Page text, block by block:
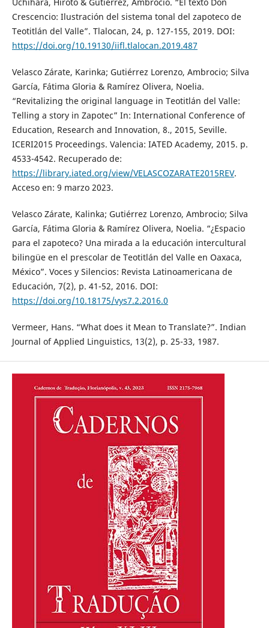
Crescencio: Ilustración del sistema tonal del zapoteco de
Teotitlán del Valle”. Tlalocan, 24, p. 127-155, 2019. DOI:
https://doi.org/10.19130/iifl.tlalocan.2019.487
Velasco Zárate, Karinka; Gutiérrez Lorenzo, Ambrocio; Silva
García, Fátima Gloria & Ramírez Olivera, Noelia.
“Revitalizing the original language in Teotitlán del Valle:
Telling a story in Zapotec” In: International Conference of
Education, Research and Innovation, 8., 2015, Seville.
ICERI2015 Proceedings. Valencia: IATED Academy, 2015. p.
4533-4542. Recuperado de:
https://library.iated.org/view/VELASCOZARATE2015REV.
Acceso en: 9 marzo 2023.
Velasco Zárate, Kalinka; Gutiérrez Lorenzo, Ambrocio; Silva
García, Fátima Gloria & Ramírez Olivera, Noelia. “¿Espacio
para el zapoteco? Una mirada a la educación intercultural
bilingüe en el prescolar de Teotitlán del Valle en Oaxaca,
México”. Voces y Silencios: Revista Latinoamericana de
Educación, 7(2), p. 41-52, 2016. DOI:
https://doi.org/10.18175/vys7.2.2016.0
Vermeer, Hans. “What does it Mean to Translate?”. Indian
Journal of Applied Linguistics, 13(2), p. 25-33, 1987.